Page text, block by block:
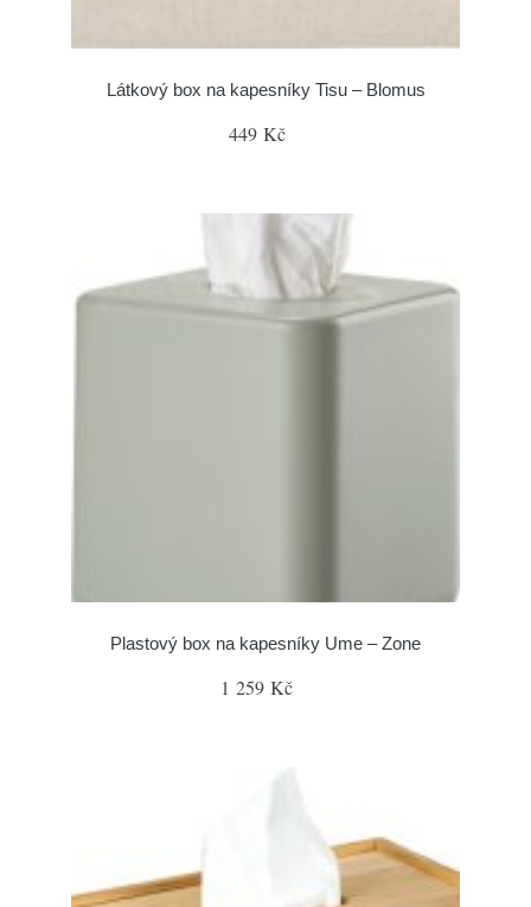
Látkový box na kapesníky Tisu – Blomus
449 Kč
Plastový box na kapesníky Ume – Zone
1 259 Kč